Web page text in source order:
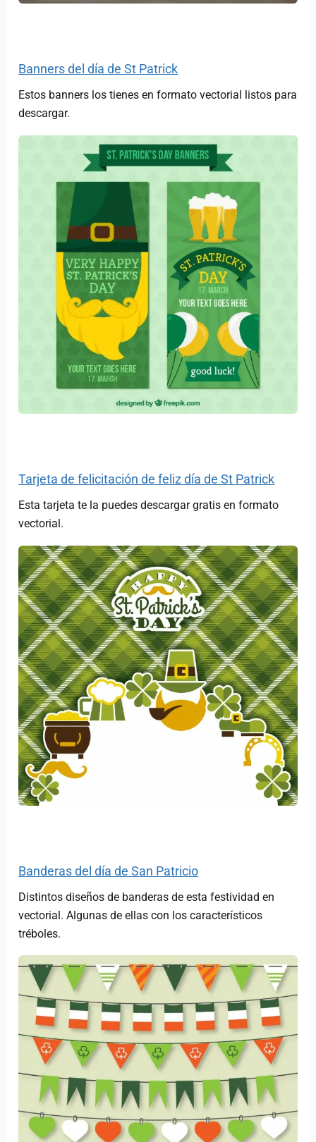
Banners del día de St Patrick
Estos banners los tienes en formato vectorial listos para
descargar.
Tarjeta de felicitación de feliz día de St Patrick
Esta tarjeta te la puedes descargar gratis en formato
vectorial.
Banderas del día de San Patricio
Distintos diseños de banderas de esta festividad en
vectorial. Algunas de ellas con los característicos
tréboles.